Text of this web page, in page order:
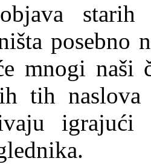
starih
posebno
mnogi naši
tih naslova